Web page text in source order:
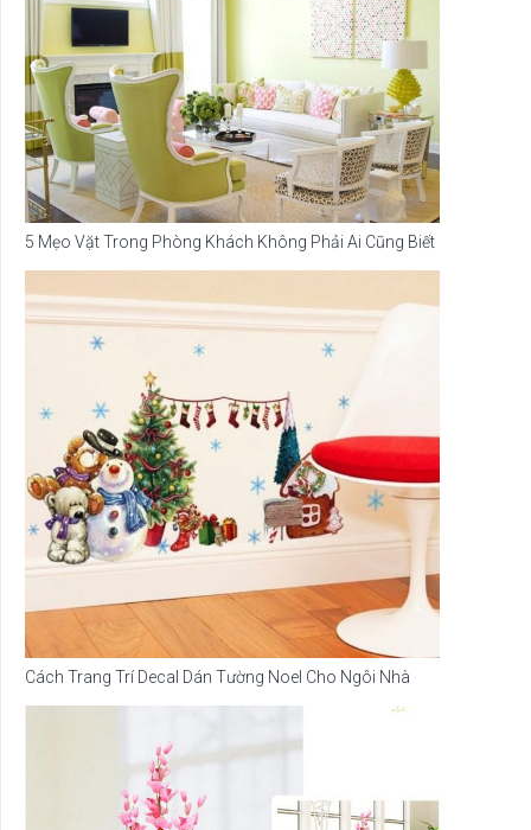
5 Mẹo Vặt Trong Phòng Khách Không Phải Ai Cũng Biết
Cách Trang Trí Decal Dán Tường Noel Cho Ngôi Nhà